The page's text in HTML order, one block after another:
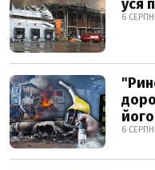
уся
6
6